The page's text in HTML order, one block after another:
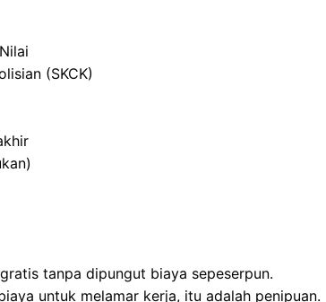
(SKCK)
tanpa dipungut biaya sepeserpun.
untuk melamar kerja, itu adalah penipuan.